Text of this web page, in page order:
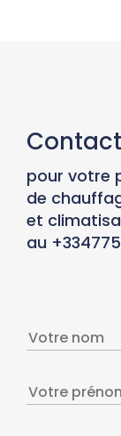
pour votre
de
et
au